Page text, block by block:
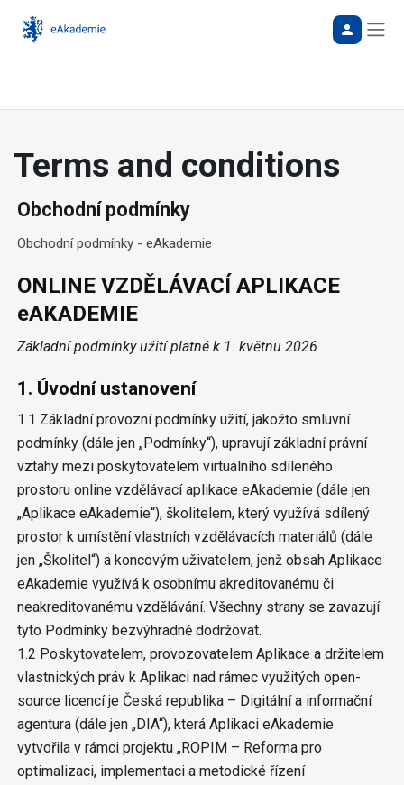
Terms and conditions
Obchodní podmínky
Obchodní podmínky - eAkademie
ONLINE VZDĚLÁVACÍ APLIKACE
eAKADEMIE
Základní podmínky užití platné k 1. květnu 2026
1. Úvodní ustanovení
1.1 Základní provozní podmínky užití, jakožto smluvní
podmínky (dále jen „Podmínky“), upravují základní právní
vztahy mezi poskytovatelem virtuálního sdíleného
prostoru online vzdělávací aplikace eAkademie (dále jen
„Aplikace eAkademie“), školitelem, který využívá sdílený
prostor k umístění vlastních vzdělávacích materiálů (dále
jen „Školitel“) a koncovým uživatelem, jenž obsah Aplikace
eAkademie využívá k osobnímu akreditovanému či
neakreditovanému vzdělávání. Všechny strany se zavazují
tyto Podmínky bezvýhradně dodržovat.
1.2 Poskytovatelem, provozovatelem Aplikace a držitelem
vlastnických práv k Aplikaci nad rámec využitých open-
source licencí je Česká republika – Digitální a informační
agentura (dále jen „DIA“), která Aplikaci eAkademie
vytvořila v rámci projektu „ROPIM – Reforma pro
optimalizaci, implementaci a metodické řízení